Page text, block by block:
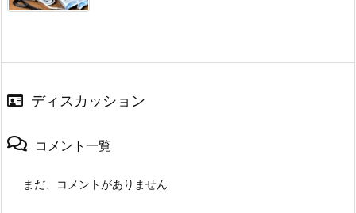
ディスカッション
コメント一覧
まだ、コメントがありません